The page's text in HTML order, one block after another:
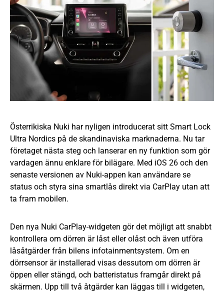
Österrikiska Nuki har nyligen introducerat sitt Smart Lock
Ultra Nordics på de skandinaviska marknaderna. Nu tar
företaget nästa steg och lanserar en ny funktion som gör
vardagen ännu enklare för bilägare. Med iOS 26 och den
senaste versionen av Nuki-appen kan användare se
status och styra sina smartlås direkt via CarPlay utan att
ta fram mobilen.
Den nya Nuki CarPlay-widgeten gör det möjligt att snabbt
kontrollera om dörren är låst eller olåst och även utföra
låsåtgärder från bilens infotainmentsystem. Om en
dörrsensor är installerad visas dessutom om dörren är
öppen eller stängd, och batteristatus framgår direkt på
skärmen. Upp till två åtgärder kan läggas till i widgeten,